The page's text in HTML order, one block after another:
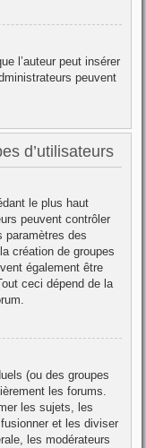
l’auteur peut insérer
peuvent
d’utilisateurs
le plus haut
peuvent contrôler
paramètres des
création de groupes
également être
ceci dépend de la
(ou des groupes
les forums.
les sujets, les
et les diviser
les modérateurs